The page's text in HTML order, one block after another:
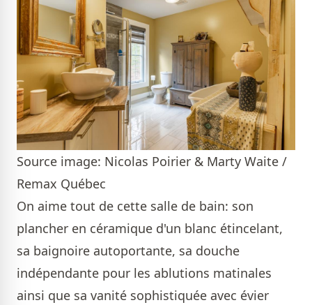
Source image: Nicolas Poirier & Marty Waite /
Remax Québec
On aime tout de cette salle de bain: son
plancher en céramique d'un blanc étincelant,
sa baignoire autoportante, sa douche
indépendante pour les ablutions matinales
ainsi que sa vanité sophistiquée avec évier